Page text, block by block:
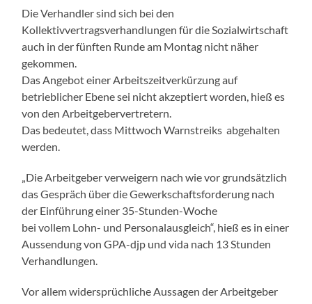
Die Verhandler sind sich bei den
Kollektivvertragsverhandlungen für die Sozialwirtschaft
auch in der fünften Runde am Montag nicht näher
gekommen.
Das Angebot einer Arbeitszeitverkürzung auf
betrieblicher Ebene sei nicht akzeptiert worden, hieß es
von den Arbeitgebervertretern.
Das bedeutet, dass Mittwoch Warnstreiks abgehalten
werden.
„Die Arbeitgeber verweigern nach wie vor grundsätzlich
das Gespräch über die Gewerkschaftsforderung nach
der Einführung einer 35-Stunden-Woche
bei vollem Lohn- und Personalausgleich“, hieß es in einer
Aussendung von GPA-djp und vida nach 13 Stunden
Verhandlungen.
Vor allem widersprüchliche Aussagen der Arbeitgeber